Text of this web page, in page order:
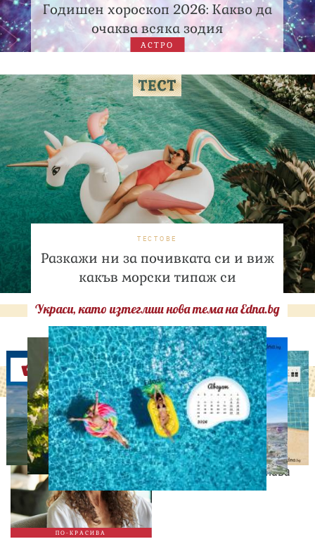
Годишен хороскоп 2026: Какво да
очаква всяка зодия
АСТРО
ТЕСТОВЕ
Разкажи ни за почивката си и виж
какъв морски типаж си
Украси, като изтеглиш нова тема на Edna.bg
Оферти
ПО-КРАСИВА
СВОБОДНО ВРЕМЕ
9 неща, които състаряват
жената след 35 години –
без дори да ги осъзнава